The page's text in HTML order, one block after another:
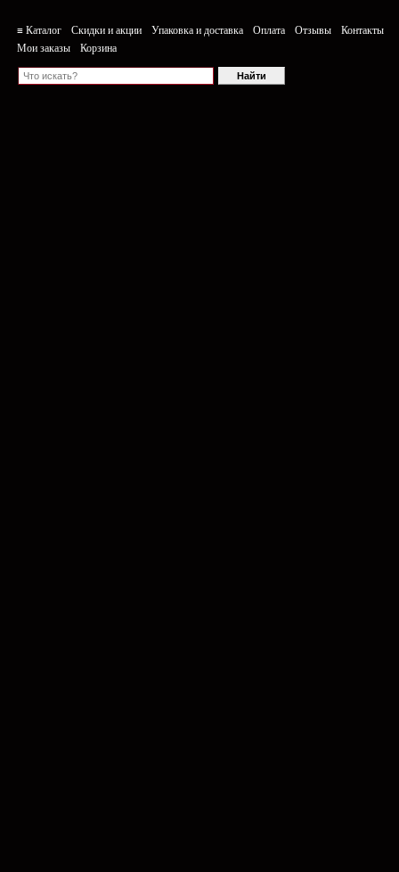
≡ Каталог Скидки и акции Упаковка и доставка Оплата Отзывы
Контакты
Мои заказы
Корзина